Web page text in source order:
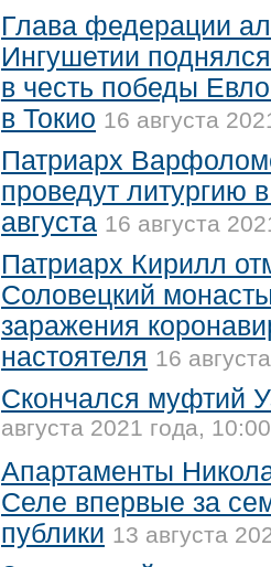
Глава федерации
Ингушетии
в честь победы
в Токио 16 августа
Патриарх
проведут литургию
августа 16 августа
Патриарх Кирилл
Соловецкий
заражения
настоятеля 16
Скончался муфтий
августа 2021 года, 10:00
Апартаменты
Селе впервые за
публики 13 августа